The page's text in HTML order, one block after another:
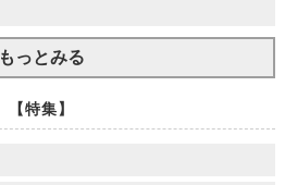
もっとみる
【特集】